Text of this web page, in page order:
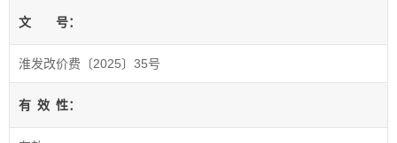
文 号：
淮发改价费〔2025〕35号
有 效 性：